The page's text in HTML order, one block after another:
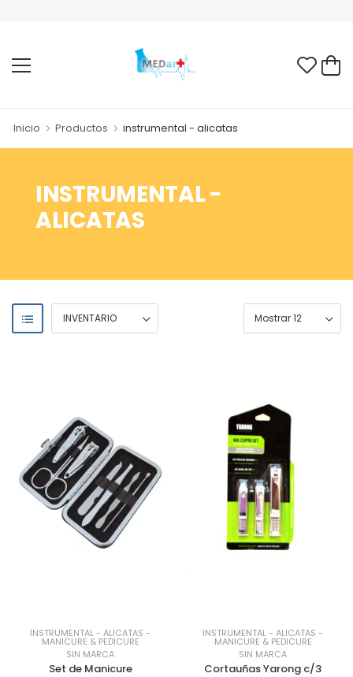
Inicio Productos instrumental - alicatas
INSTRUMENTAL -
ALICATAS
INSTRUMENTAL- ALICATAS -
MANICURE & PEDICURE
SIN MARCA
Set de Manicure
INSTRUMENTAL- ALICATAS -
MANICURE & PEDICURE
SIN MARCA
Cortauñas Yarong c/3